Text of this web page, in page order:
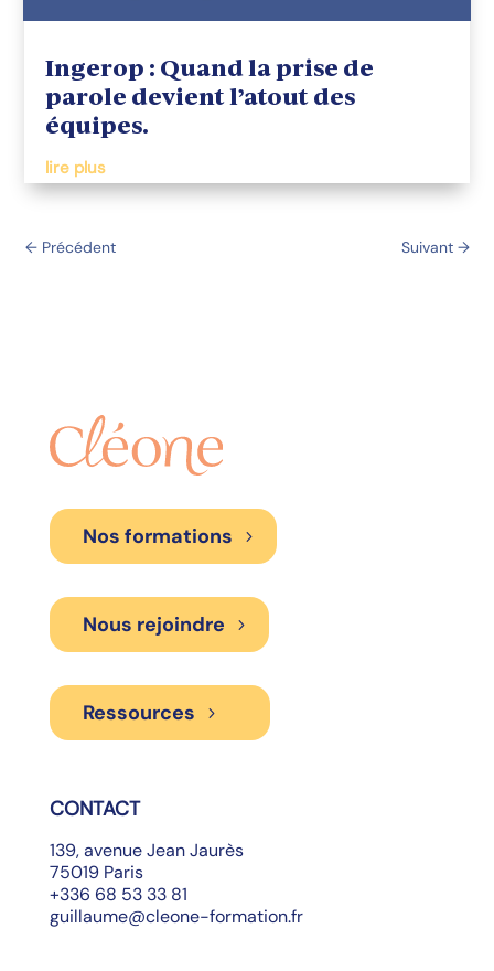
Ingerop : Quand la prise de
parole devient l’atout des
équipes.
lire plus
← Précédent Suivant→
Nos formations
Nous rejoindre
Ressources
CONTACT
139, avenue Jean Jaurès
75019 Paris
+336 68 53 33 81
guillaume@cleone-formation.fr